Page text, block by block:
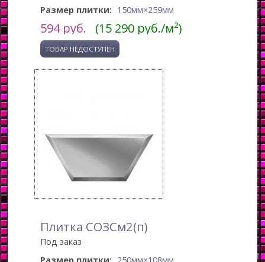
Размер плитки: 150мм×259мм
594руб. (15 290 руб./м²)
Плитка СОЗСм2(п)
Под заказ